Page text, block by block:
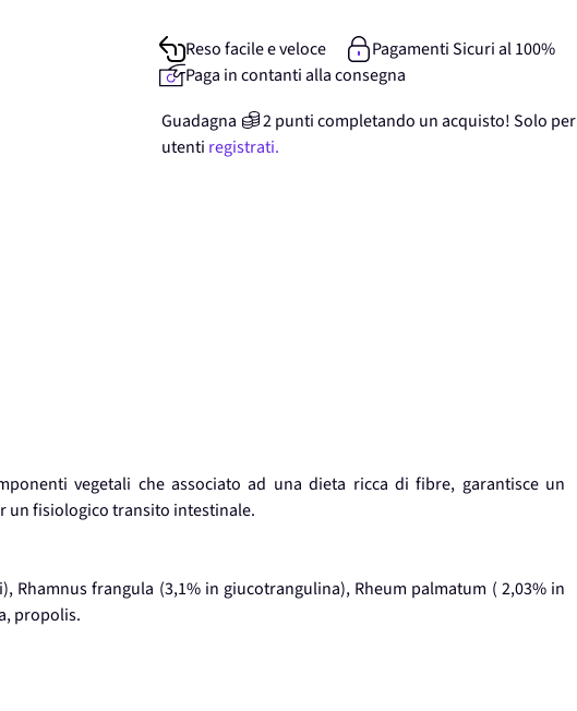
Reso facile e veloce
Pagamenti Sicuri al 100%
Paga in contanti alla consegna
Guadagna
2punticompletando un acquisto! Solo per
utenti registrati.
vegetali che associato ad una dieta ricca di fibre, garantisce un
un fisiologico transito intestinale.
Rhamnus frangula (3,1% in giucotrangulina), Rheum palmatum ( 2,03% in
propolis.